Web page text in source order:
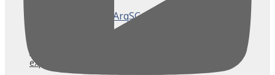
CASACOR/SC Florianópolis: Caminhos para
experimentações técnicas e inovação?